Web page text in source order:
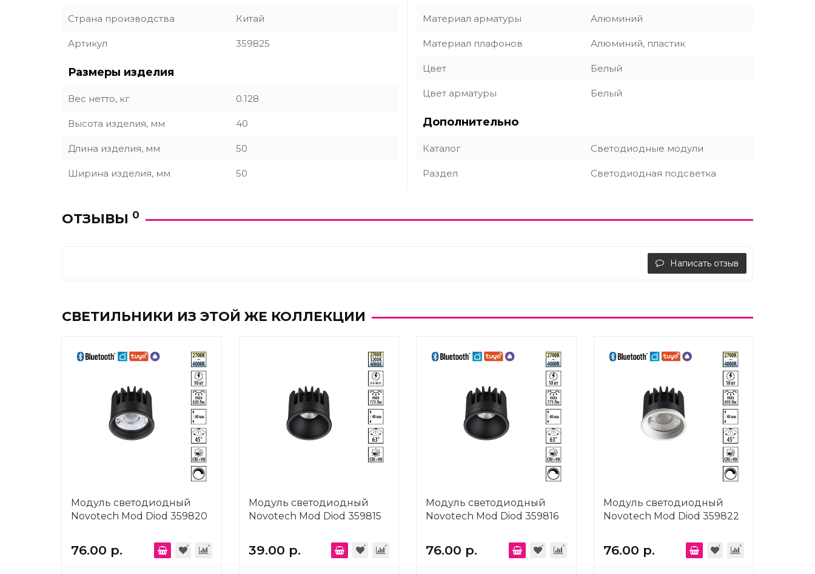
Страна производства Китай
Артикул 359825
Размеры изделия
Вес нетто, кг 0.128
Высота изделия, мм 40
Длина изделия, мм 50
Ширина изделия, мм 50
Материал арматуры Алюминий
Материал плафонов Алюминий, пластик
Цвет Белый
Цвет арматуры Белый
Дополнительно
Каталог Светодиодные модули
Раздел Светодиодная подсветка
ОТЗЫВЫ 0
Написать отзыв
СВЕТИЛЬНИКИ ИЗ ЭТОЙ ЖЕ КОЛЛЕКЦИИ
Модуль светодиодный
Novotech Mod Diod 359820
76.00 р.
Модуль светодиодный
Novotech Mod Diod 359815
39.00 р.
Модуль светодиодный
Novotech Mod Diod 359816
76.00 р.
Модуль светодиодный
Novotech Mod Diod 359822
76.00 р.